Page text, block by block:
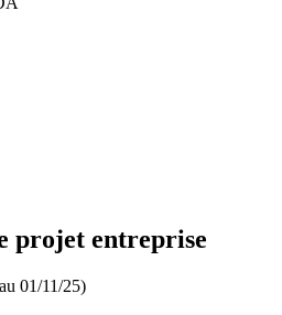
projet entreprise
01/11/25)